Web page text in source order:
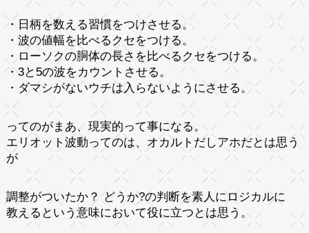
・日柄を数える習慣をつけさせる。
・波の値幅を比べるクセをつける。
・ローソクの胴体の長さを比べるクセをつける。
・3と5の波をカウントさせる。
・ダマシがないウチは入らないようにさせる。
ってのがまあ、現実的って事になる。
エリオット波動ってのは、オカルトだしアホだとは思う
が
調整がついたか？ どうか?の判断を素人にロジカルに
教えるという意味において役に立つとは思う。